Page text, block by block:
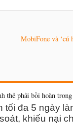
MobiFone và ‘cú
thẻ phải bồi hoàn
tối đa 5 ngày
khiếu nại